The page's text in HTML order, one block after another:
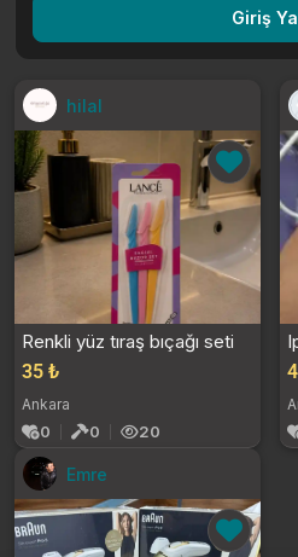
Giriş
hilal
Renkli yüz tıraş bıçağı seti
35 ₺
Ankara
0 0 20
Emre